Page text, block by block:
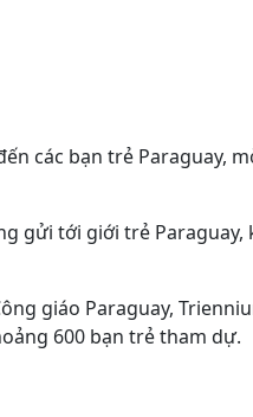
các bạn trẻ Paraguay,
gửi tới giới trẻ
giáo Paraguay,
600 bạn trẻ tham dự.